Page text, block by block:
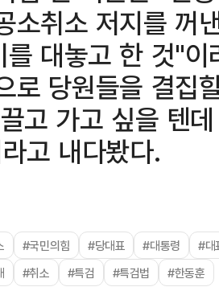
소취소 저지를 꺼
를 대놓고 한 것"
로 당원들을 결집
고 가고 싶을 텐
고 내다봤다.
#국민의힘 #당대표 #대통령
#대
#취소 #특검 #특검법 #한동훈